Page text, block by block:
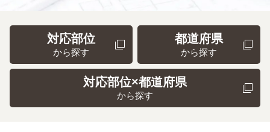
対応部位
から探す
都道府県
から探す
対応部位×都道府県
から探す